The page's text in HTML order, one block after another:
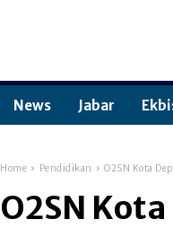
News Jabar
Home Pendidikan O2SN Kota
O2SN